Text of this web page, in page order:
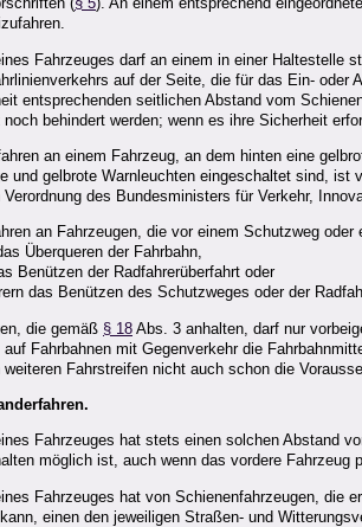
Fahrzeuges darf an einem in einer Haltestelle
auf der Seite, die für das Ein-
entsprechenden seitlichen Abstand vom
noch behindert werden; wenn es ihre Sicherheit
an einem Fahrzeug, an dem hinten eine
und gelbrote Warnleuchten eingeschaltet sind,
des Bundesministers für Verkehr,
an Fahrzeugen, die vor einem Schutzweg
Überqueren der Fahrbahn,
Benützen der Radfahrerüberfahrt oder
das Benützen des Schutzweges oder der
die gemäß § 18 Abs. 3 anhalten, darf nur
Fahrbahnen mit Gegenverkehr die
weiteren Fahrstreifen nicht auch schon die
Fahrzeuges hat stets einen solchen Abstand
möglich ist, auch wenn das vordere Fahrzeug
Fahrzeuges hat von Schienenfahrzeugen, die
einen den jeweiligen Straßen- und